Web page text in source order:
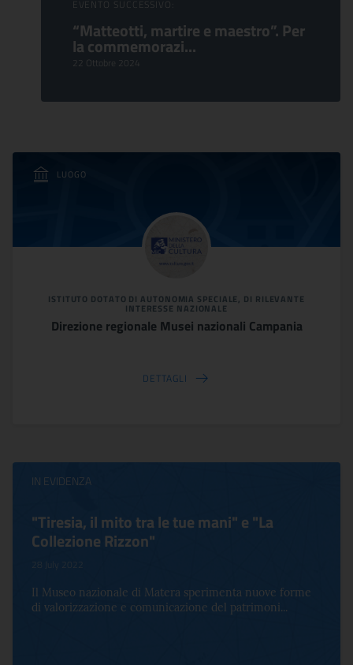
EVENTO SUCCESSIVO:
“Matteotti, martire e maestro”. Per
la commemorazi...
22 Ottobre 2024
LUOGO
ISTITUTO DOTATO DI AUTONOMIA SPECIALE, DI RILEVANTE
INTERESSE NAZIONALE
Direzione regionale Musei nazionali Campania
DETTAGLI
IN EVIDENZA
"Tiresia, il mito tra le tue mani" e "La
Collezione Rizzon"
28 July 2022
Il Museo nazionale di Matera sperimenta nuove forme
di valorizzazione e comunicazione del patrimoni...